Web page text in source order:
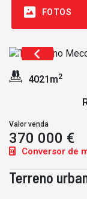
FOTOS
4021m2
Valor venda
370 000 €
Conversor de
Terreno